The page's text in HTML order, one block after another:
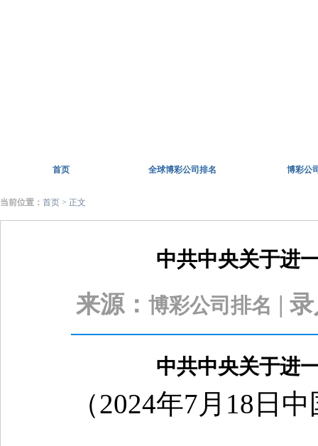
首页 全球博彩公司排名 博彩公
当前位置： 首页 > 正文
中共中央关于进
来源： 博彩公司排名 |
中共中央关于进
（2024年7月18日